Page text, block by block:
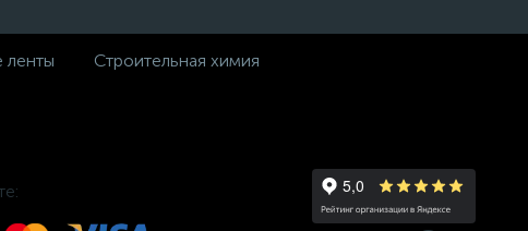
Строительная химия